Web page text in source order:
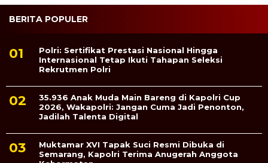
BERITA POPULER
Polri: Sertifikat Prestasi Nasional Hingga
Internasional Tetap Ikuti Tahapan Seleksi
Rekrutmen Polri
35.936 Anak Muda Main Bareng di Kapolri Cup
2026, Wakapolri: Jangan Cuma Jadi Penonton,
Jadilah Talenta Digital
Muktamar XVI Tapak Suci Resmi Dibuka di
Semarang, Kapolri Terima Anugerah Anggota